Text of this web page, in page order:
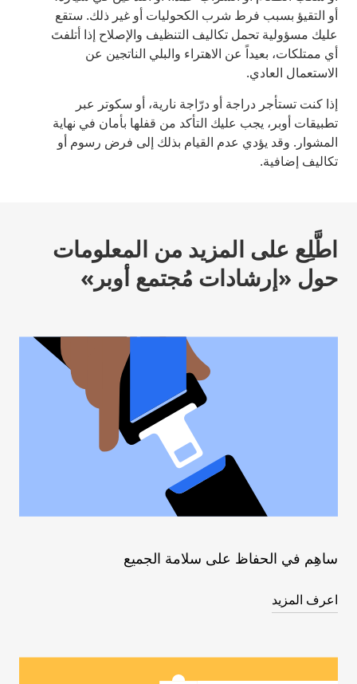
أو التقيؤ بسبب فرط شرب الكحوليات أو غير ذلك. ستقع
عليك مسؤولية تحمل تكاليف التنظيف والإصلاح إذا أتلفتَ
أي ممتلكات، بعيداً عن الاهتراء والبلي الناتجين عن
الاستعمال العادي.
إذا كنت تستأجر دراجة أو درّاجة نارية، أو سكوتر عبر
تطبيقات أوبر، يجب عليك التأكد من قفلها بأمان في نهاية
المشوار. وقد يؤدي عدم القيام بذلك إلى فرض رسوم أو
تكاليف إضافية.
اطَّلِع على المزيد من المعلومات
حول «إرشادات مُجتمع أوبر»
ساهِم في الحفاظ على سلامة الجميع
اعرف المزيد